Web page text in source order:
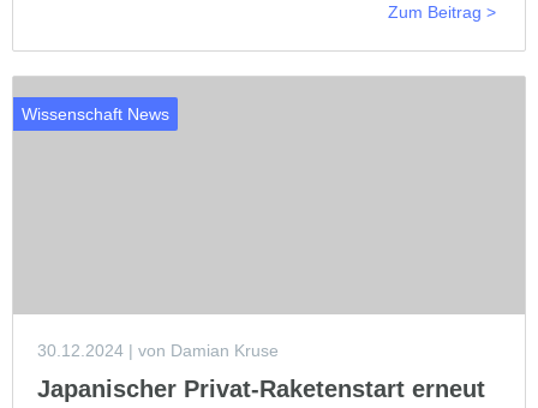
Zum Beitrag >
Wissenschaft News
30.12.2024 | von Damian Kruse
Japanischer Privat-Raketenstart erneut